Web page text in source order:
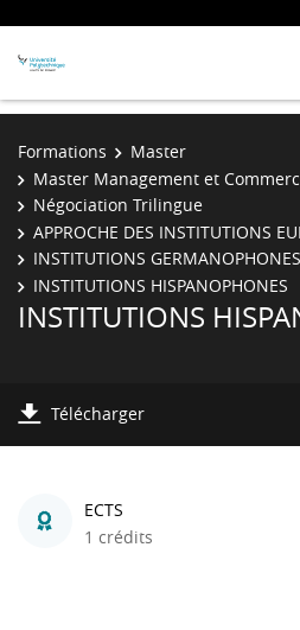
Formations
Master
Master Management et
Négociation Trilingue
APPROCHE DES INSTITUTIONS
INSTITUTIONS
INSTITUTIONS HISPANOPHONES
INSTITUTIONS
Télécharger
ECTS
1 crédits